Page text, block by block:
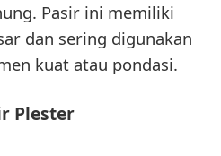
Pasir ini memiliki
dan sering digunakan
kuat atau pondasi.
Plester